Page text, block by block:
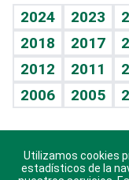
Vida y familia
Eñe
Celebrando la vida
Sin complejos
En pocas palabras
Escuchando al
TBT Deportivo
Guía del dinero
Horóscopos
Juegos
2024 2023
2018
2017
2012
2011
2006
2005
Descarga
Utilizamos cookies
estadísticos de la